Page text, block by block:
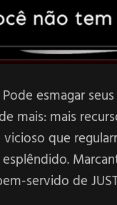
esmagar
mais: mais
que
servido de